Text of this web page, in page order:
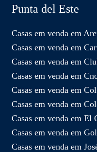
Punta del Este
Casas em venda em
Casas em venda em
Casas em venda em
Casas em venda em
Casas em venda em
Casas em venda em
Casas em venda em El
Casas em venda em
Casas em venda em